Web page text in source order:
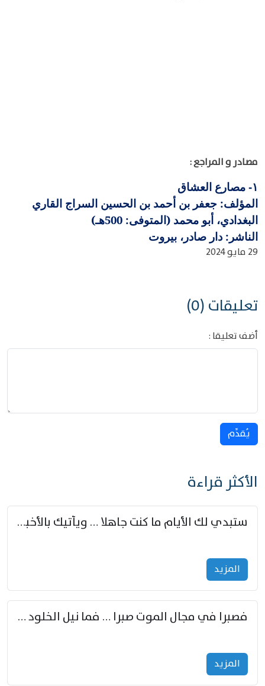
مصادر و المراجع :
١-
مصارع العشاق
المؤلف: جعفر بن أحمد بن الحسين السراج القاري
البغدادي، أبو محمد (المتوفى: 500هـ)
الناشر: دار صادر، بيروت
29 مايو 2024
تعليقات (0)
أضف تعليقا :
يُقدِّم
الأكثر قراءة
ستبدي لك الأيام ما كنت جاهلا … ويأتيك بالأخبار من لم تزوّد
المزید
فصبرا في مجال الموت صبرا … فما نيل الخلود بمستطاع
المزید